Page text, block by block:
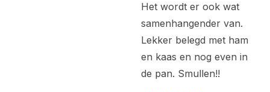
Het wordt er ook wat
samenhangender van.
Lekker belegd met ham
en kaas en nog even in
de pan. Smullen!!